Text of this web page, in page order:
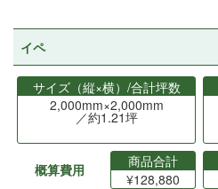
イペ
サイズ（縦×横）/合計坪数
2,000mm×2,000mm
／約1.21坪
概算費用
商品合計
¥128,880